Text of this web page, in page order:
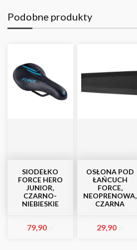
Podobne produkty
SIODEŁKO
FORCE HERO
JUNIOR,
CZARNO-
NIEBIESKIE
79,90
OSŁONA POD
ŁAŃCUCH
FORCE,
NEOPRENOWA,
CZARNA
29,90